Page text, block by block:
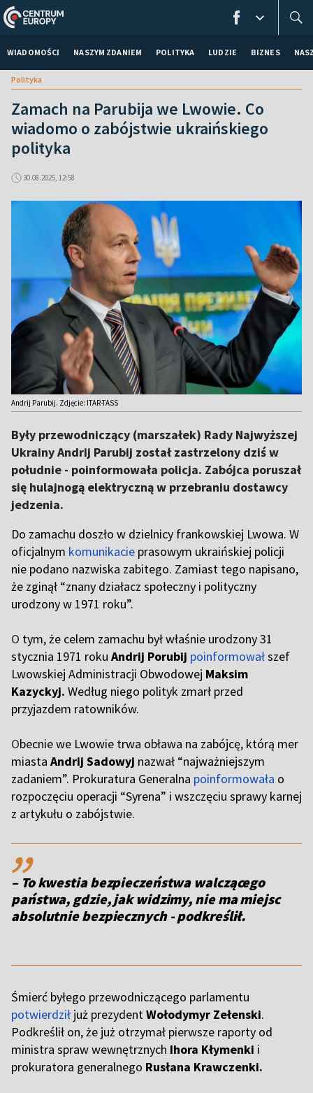
WIADOMOŚCI NASZYM ZDANIEM POLITYKA LUDZIE BIZNES
Polityka
Zamach na Parubija we Lwowie. Co
wiadomo o zabójstwie ukraińskiego
polityka
30.08.2025, 12:58
Andrij Parubij. Zdjęcie: ITAR-TASS
Były przewodniczący (marszałek) Rady Najwyższej
Ukrainy Andrij Parubij został zastrzelony dziś w
południe - poinformowała policja. Zabójca poruszał
się hulajnogą elektryczną w przebraniu dostawcy
jedzenia.
Do zamachu doszło w dzielnicy frankowskiej Lwowa. W
oficjalnym komunikacie prasowym ukraińskiej policji
nie podano nazwiska zabitego. Zamiast tego napisano,
że zginął “znany działacz społeczny i polityczny
urodzony w 1971 roku”.
O tym, że celem zamachu był właśnie urodzony 31
stycznia 1971 roku Andrij Porubij poinformowałszef
Lwowskiej Administracji Obwodowej Maksim
Kazyckyj. Według niego polityk zmarł przed
przyjazdem ratowników.
Obecnie we Lwowie trwa obława na zabójcę, którą mer
miasta Andrij Sadowyj nazwał “najważniejszym
zadaniem”. Prokuratura Generalna poinformowała o
rozpoczęciu operacji “Syrena” i wszczęciu sprawy karnej
z artykułu o zabójstwie.
,,
– To kwestia bezpieczeństwa walczącego
państwa, gdzie, jak widzimy, nie ma miejsc
absolutnie bezpiecznych - podkreślił.
Śmierć byłego przewodniczącego parlamentu
potwierdził już prezydentWołodymyr Zełenski.
Podkreślił on, że już otrzymał pierwsze raporty od
ministra spraw wewnętrznych Ihora Kłymenki i
prokuratora generalnego Rusłana Krawczenki.